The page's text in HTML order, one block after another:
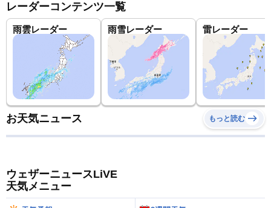
レーダーコンテンツ一覧
雨雲レーダー 雨雪レーダー 雷レーダー
お天気ニュース もっと読む
ウェザーニュースLiVE
天気メニュー